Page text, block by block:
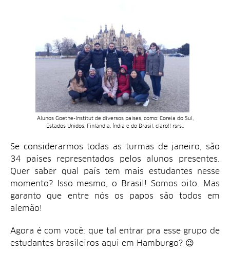
Alunos Goethe-Institut de diversos países, como: Coreia do Sul,
Estados Unidos, Finlândia, Índia e do Brasil, claro!! rsrs..
Se considerarmos todas as turmas de janeiro, são
34 países representados pelos alunos presentes.
Quer saber qual país tem mais estudantes nesse
momento? Isso mesmo, o Brasil! Somos oito. Mas
garanto que entre nós os papos são todos em
alemão!
Agora é com você: que tal entrar pra esse grupo de
estudantes brasileiros aqui em Hamburgo? 😉